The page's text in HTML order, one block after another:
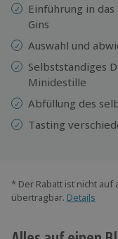
Einführung in
Gins
Auswahl und
Selbstständiges
Minidestille
Abfüllung des
Tasting
* Der Rabatt ist nicht
übertragbar. Details